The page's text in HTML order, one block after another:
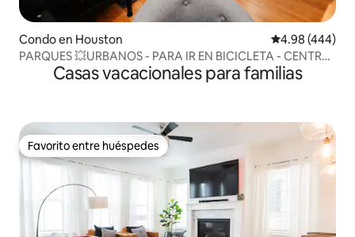
Condo en Houston Calificación
4.98 (444)
PARQUES 💥URBANOS - PARA IR EN BICICLETA - CENTRO
DE ACCIÓNCasas vacacionales para familias
Favorito entre huéspedes
Favorito entre huéspedes